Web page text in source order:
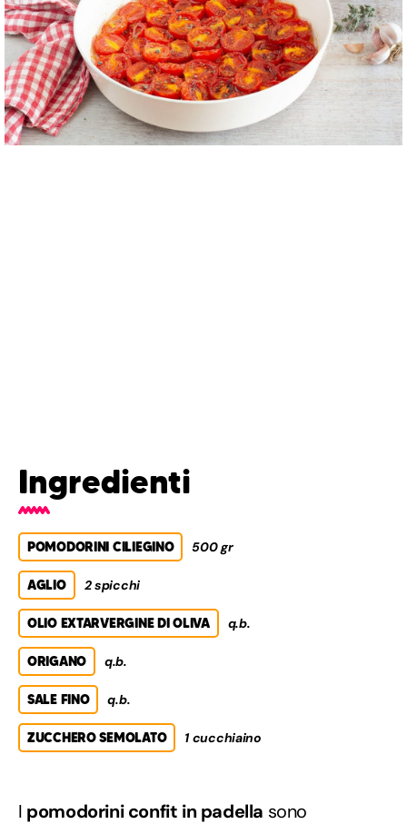
Ingredienti
POMODORINI CILIEGINO 500 gr
AGLIO 2 spicchi
OLIO EXTARVERGINE DI OLIVA q.b.
ORIGANO q.b.
SALE FINO q.b.
ZUCCHERO SEMOLATO 1 cucchiaino
I pomodorini confit in padella sono